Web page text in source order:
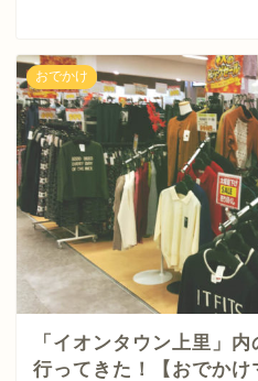
おでかけ
「イオンタウン上里」
行ってきた！【おでかけ